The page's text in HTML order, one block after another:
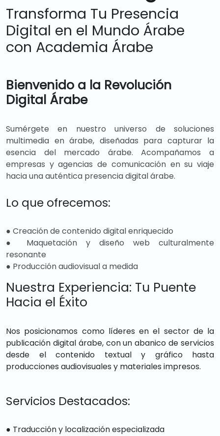
Transforma Tu Presencia
Digital en el Mundo Árabe
con Academia Árabe
Bienvenido a la Revolución
Digital Árabe
Sumérgete en nuestro universo de soluciones
multimedia en árabe, diseñadas para capturar la
esencia del mercado árabe. Acompañamos a
empresas y agencias de comunicación en su viaje
hacia una auténtica presencia digital árabe.
Lo que ofrecemos:
● Creación de contenido digital enriquecido
● Maquetación y diseño web culturalmente
resonante
● Producción audiovisual a medida
Nuestra Experiencia: Tu Puente
Hacia el Éxito
Nos posicionamos como líderes en el sector de la
publicación digital árabe, con un abanico de servicios
desde el contenido textual y gráfico hasta
producciones audiovisuales y materiales impresos.
Servicios Destacados:
● Traducción y localización especializada